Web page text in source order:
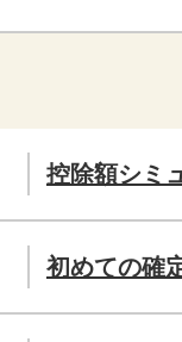
控除額シミ
初めての確